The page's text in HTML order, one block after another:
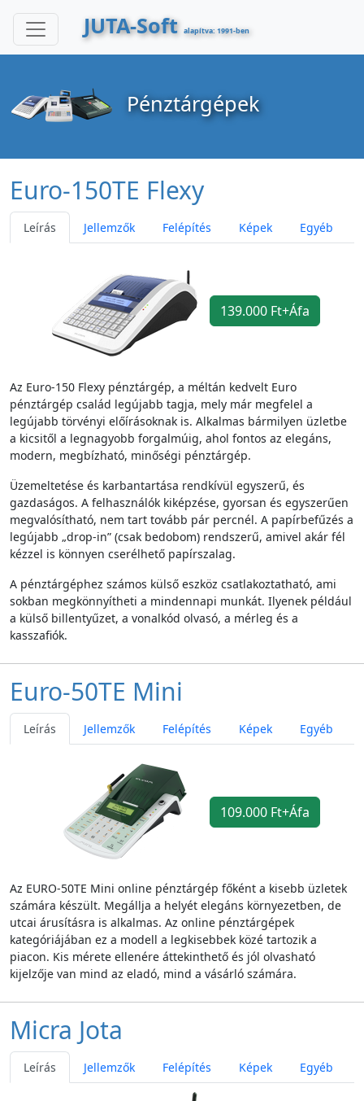
JUTA-Soft alapítva: 1991-ben
Pénztárgépek
Euro-150TE Flexy
Leírás Jellemzők Felépítés Képek Egyéb
139.000 Ft+Áfa
Az Euro-150 Flexy pénztárgép, a méltán kedvelt Euro
pénztárgép család legújabb tagja, mely már megfelel a
legújabb törvényi előírásoknak is. Alkalmas bármilyen üzletbe
a kicsitől a legnagyobb forgalmúig, ahol fontos az elegáns,
modern, megbízható, minőségi pénztárgép.
Üzemeltetése és karbantartása rendkívül egyszerű, és
gazdaságos. A felhasználók kiképzése, gyorsan és egyszerűen
megvalósítható, nem tart tovább pár percnél. A papírbefűzés a
legújabb „drop-in” (csak bedobom) rendszerű, amivel akár fél
kézzel is könnyen cserélhető papírszalag.
A pénztárgéphez számos külső eszköz csatlakoztatható, ami
sokban megkönnyítheti a mindennapi munkát. Ilyenek például
a külső billentyűzet, a vonalkód olvasó, a mérleg és a
kasszafiók.
Euro-50TE Mini
Leírás Jellemzők Felépítés Képek Egyéb
109.000 Ft+Áfa
Az EURO-50TE Mini online pénztárgép főként a kisebb üzletek
számára készült. Megállja a helyét elegáns környezetben, de
utcai árusításra is alkalmas. Az online pénztárgépek
kategóriájában ez a modell a legkisebbek közé tartozik a
piacon. Kis mérete ellenére áttekinthető és jól olvasható
kijelzője van mind az eladó, mind a vásárló számára.
Micra Jota
Leírás Jellemzők Felépítés Képek Egyéb